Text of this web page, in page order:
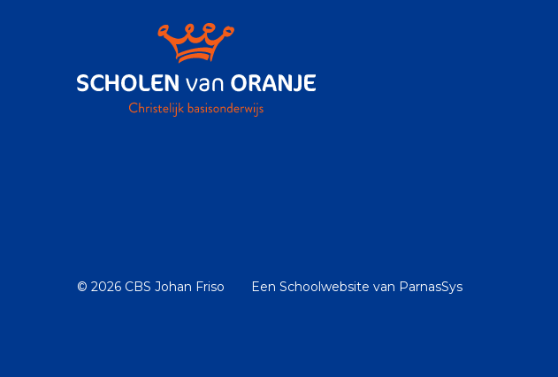
© 2026 CBS Johan Friso Een Schoolwebsite van ParnasSys